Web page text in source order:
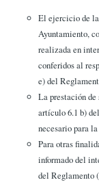
El ejercicio de
Ayuntamiento,
realizada en
conferidos al
e) del
La prestación
artículo 6.1 b)
necesario para
Para otras
informado del
del Reglamento